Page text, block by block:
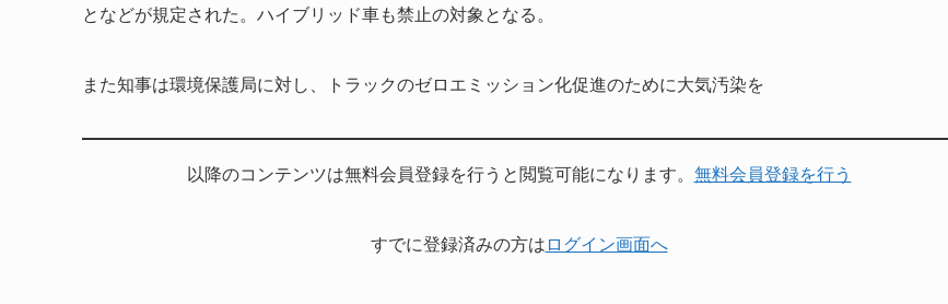
となどが規定された。ハイブリッド車も禁止の対象となる。
また知事は環境保護局に対し、トラックのゼロエミッション化促進のために大気汚染を
以降のコンテンツは無料会員登録を行うと閲覧可能になります。 無料会員登録を行う
すでに登録済みの方は ログイン画面へ